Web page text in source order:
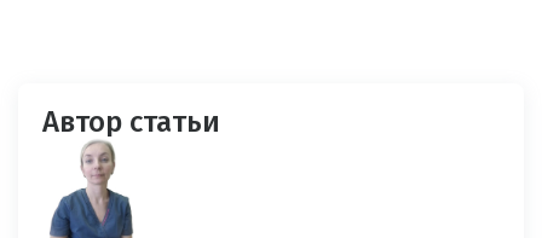
Автор статьи